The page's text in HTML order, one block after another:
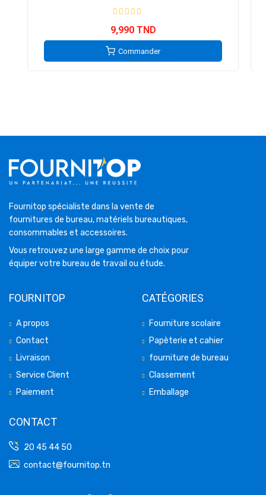
9,990 TND
Commander
Fournitop spécialiste dans la vente de
fournitures de bureau, matériels bureautiques,
consommables et accessoires.
Vous retrouvez une large gamme de choix pour
équiper votre bureau de travail ou étude.
FOURNITOP
A propos
Contact
Livraison
Service Client
Paiement
CATÉGORIES
Fourniture scolaire
Papèterie et cahier
fourniture de bureau
Classement
Emballage
CONTACT
20 45 44 50
contact@fournitop.tn